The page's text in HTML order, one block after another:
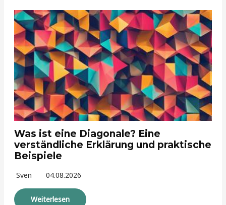
Was ist eine Diagonale? Eine
verständliche Erklärung und praktische
Beispiele
Sven 04.08.2026
Weiterlesen